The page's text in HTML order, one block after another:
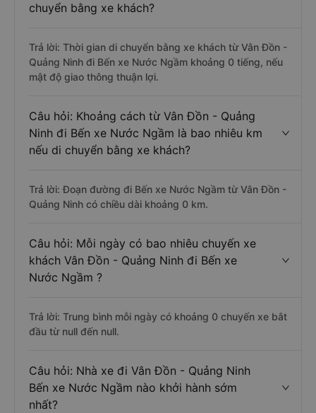
chuyển bằng xe khách?
Trả lời: Thời gian di chuyển bằng xe khách từ Vân Đồn -
Quảng Ninh đi Bến xe Nước Ngầm khoảng 0 tiếng, nếu
mật độ giao thông thuận lợi.
Câu hỏi: Khoảng cách từ Vân Đồn - Quảng
Ninh đi Bến xe Nước Ngầm là bao nhiêu km
nếu di chuyển bằng xe khách?
Trả lời: Đoạn đường đi Bến xe Nước Ngầm từ Vân Đồn -
Quảng Ninh có chiều dài khoảng 0 km.
Câu hỏi: Mỗi ngày có bao nhiêu chuyến xe
khách Vân Đồn - Quảng Ninh đi Bến xe
Nước Ngầm ?
Trả lời: Trung bình mỗi ngày có khoảng 0 chuyến xe bắt
đầu từ null đến null.
Câu hỏi: Nhà xe đi Vân Đồn - Quảng Ninh
Bến xe Nước Ngầm nào khởi hành sớm
nhất?